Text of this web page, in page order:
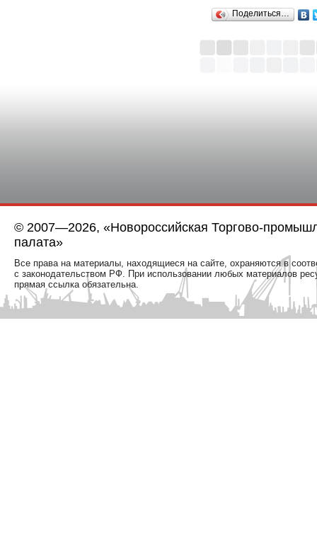
Поделиться…
© 2007—2026, «Новороссийская Торгово-
палата»
Все права на материалы, находящиеся на сайте, охраняются в
с законодательством РФ. При использовании любых материалов
прямая ссылка обязательна.